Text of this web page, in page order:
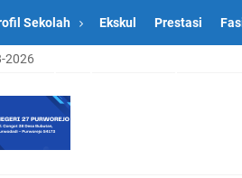
Sekolah Ekskul Prestasi
Purworejo Tunjukkan Semangat dan
2026